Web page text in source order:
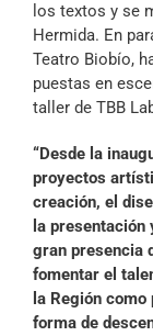
los textos y se
Hermida. En
Teatro Biobío,
puestas en
taller de TBB
“Desde la
proyectos
creación, el
la
gran presencia
fomentar el
la Región
forma de